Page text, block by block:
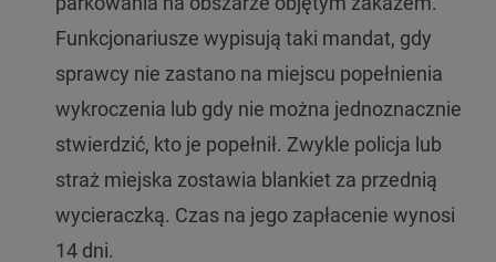
Funkcjonariusze wypisują taki mandat, gdy
sprawcy nie zastano na miejscu popełnienia
wykroczenia lub gdy nie można jednoznacznie
stwierdzić, kto je popełnił. Zwykle policja lub
straż miejska zostawia blankiet za przednią
wycieraczką. Czas na jego zapłacenie wynosi
14 dni.